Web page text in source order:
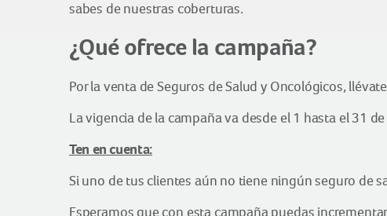
sabes de nuestras coberturas.
¿Qué ofrece la campaña?
Por la venta de Seguros de Salud y Oncológicos,
La vigencia de la campaña va desde el 1 hasta el 31
Ten en cuenta:
Si uno de tus clientes aún no tiene ningún seguro de
Esperamos que con esta campaña puedas